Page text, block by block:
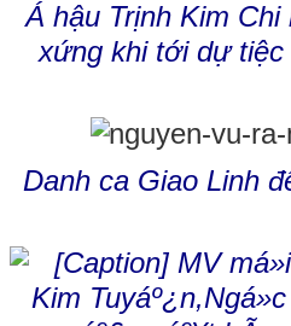
Á hậu Trịnh Kim
xứng khi tới dự
Danh ca Giao Linh